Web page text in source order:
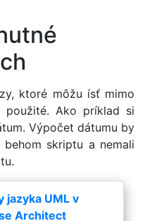
ktoré môžu ísť mimo
Ako príklad si
Výpočet dátumu by
skriptu a nemali
jazyka UML v
Architect